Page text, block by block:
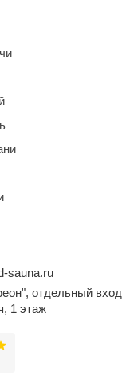
sauna.ru
отдельный вход
1 этаж